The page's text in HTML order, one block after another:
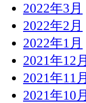
2022年3月
2022年2月
2022年1月
2021年12月
2021年11月
2021年10月